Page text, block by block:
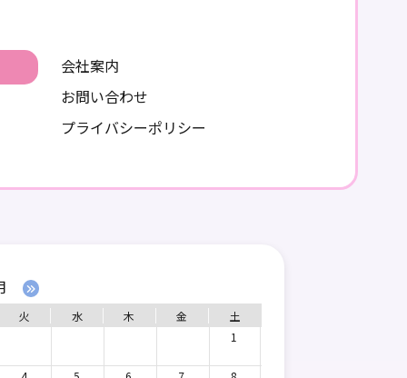
会社案内
お問い合わせ
プライバシーポリシー
火 水 木 金
土
1